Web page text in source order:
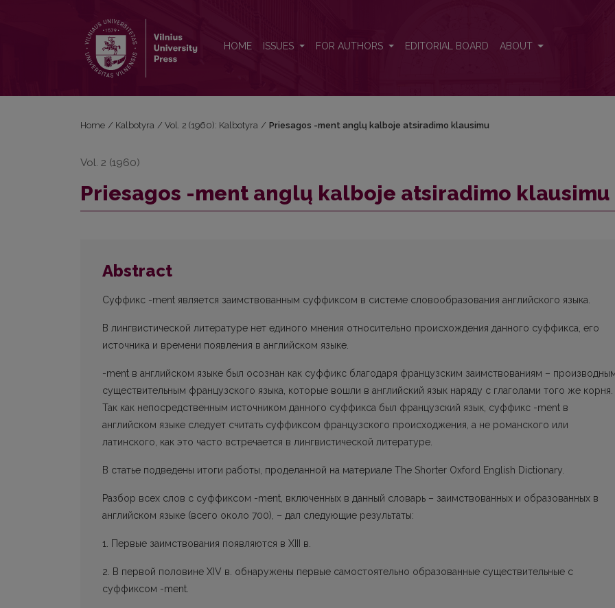
HOME ISSUES FOR AUTHORS EDITORIAL BOARD ABOUT
Home / Kalbotyra / Vol. 2 (1960): Kalbotyra / Priesagos -ment anglų kalboje atsiradimo klausimu
Vol. 2 (1960)
Priesagos -ment anglų kalboje atsiradimo klausimu
Abstract
Суффикс -ment является заимствованным суффиксом в системе словообразования английского языка.
В лингвистической литературе нет единого мнения относительно происхождения данного суффикса, его
источника и времени появления в английском языке.
-ment в английском языке был осознан как суффикс благодаря французским заимствованиям –
существительным французского языка, которые вошли в английский язык наряду с глаголами того же корня.
Так как непосредственным источником данного суффикса был французский язык, суффикс -ment в
английском языке следует считать суффиксом французского происходжения, а не романского или
латинского, как это часто встречается в лингвистической литературе.
В статье подведены итоги работы, проделанной на материале The Shorter Oxford English Dictionary.
Разбор всех слов с суффиксом -ment, включенных в данный словарь – заимствованных и образованных в
английском языке (всего около 700), – дал следующие результаты:
1. Первые заимствования появляются в XIII в.
2. В первой половине XIV в. обнаружены первые самостоятельно образованные существительные с
суффиксом -ment.